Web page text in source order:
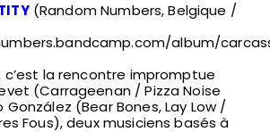
(Random Numbers, Belgique /
album/
la rencontre impromptue
(Carrageenan / Pizza Noise
(Bear Bones, Lay Low /
Fous), deux musiciens basés à